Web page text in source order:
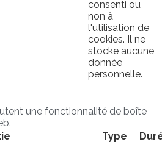
consenti ou
non à
l'utilisation de
cookies. Il ne
stocke aucune
donnée
personnelle.
une fonctionnalité de boîte
Type